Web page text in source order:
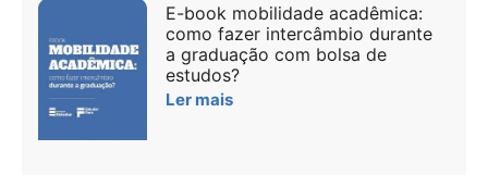
E-book mobilidade acadêmica:
como fazer intercâmbio durante
a graduação com bolsa de
estudos?
Ler mais